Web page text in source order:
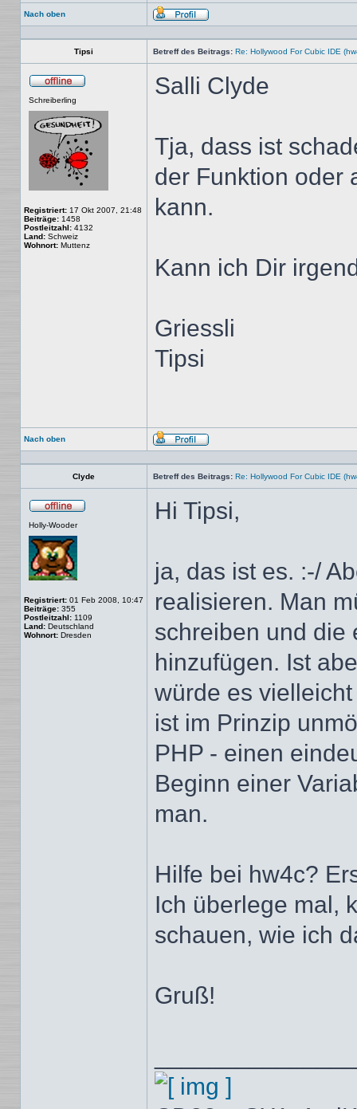
Nach oben
Profil
Tipsi Betreff des Beitrags: Re: Hollywood For Cubic IDE
Schreiberling
Registriert: 17 Okt 2007, 21:48
Beiträge: 1458
Postleitzahl: 4132
Land: Schweiz
Wohnort: Muttenz
Salli Clyde
Tja, dass ist
der Funktion oder
kann.
Kann ich Dir
Griessli
Tipsi
Nach oben
Profil
Clyde Betreff des Beitrags: Re: Hollywood For Cubic IDE
Holly-Wooder
Registriert: 01 Feb 2008, 10:47
Beiträge: 355
Postleitzahl: 1109
Land: Deutschland
Wohnort: Dresden
Hi Tipsi,
ja, das ist es. :-/
realisieren. Man
schreiben und die
hinzufügen. Ist
würde es
ist im Prinzip
PHP - einen
Beginn einer
man.
Hilfe bei hw4c?
Ich überlege mal,
schauen, wie ich
Gruß!